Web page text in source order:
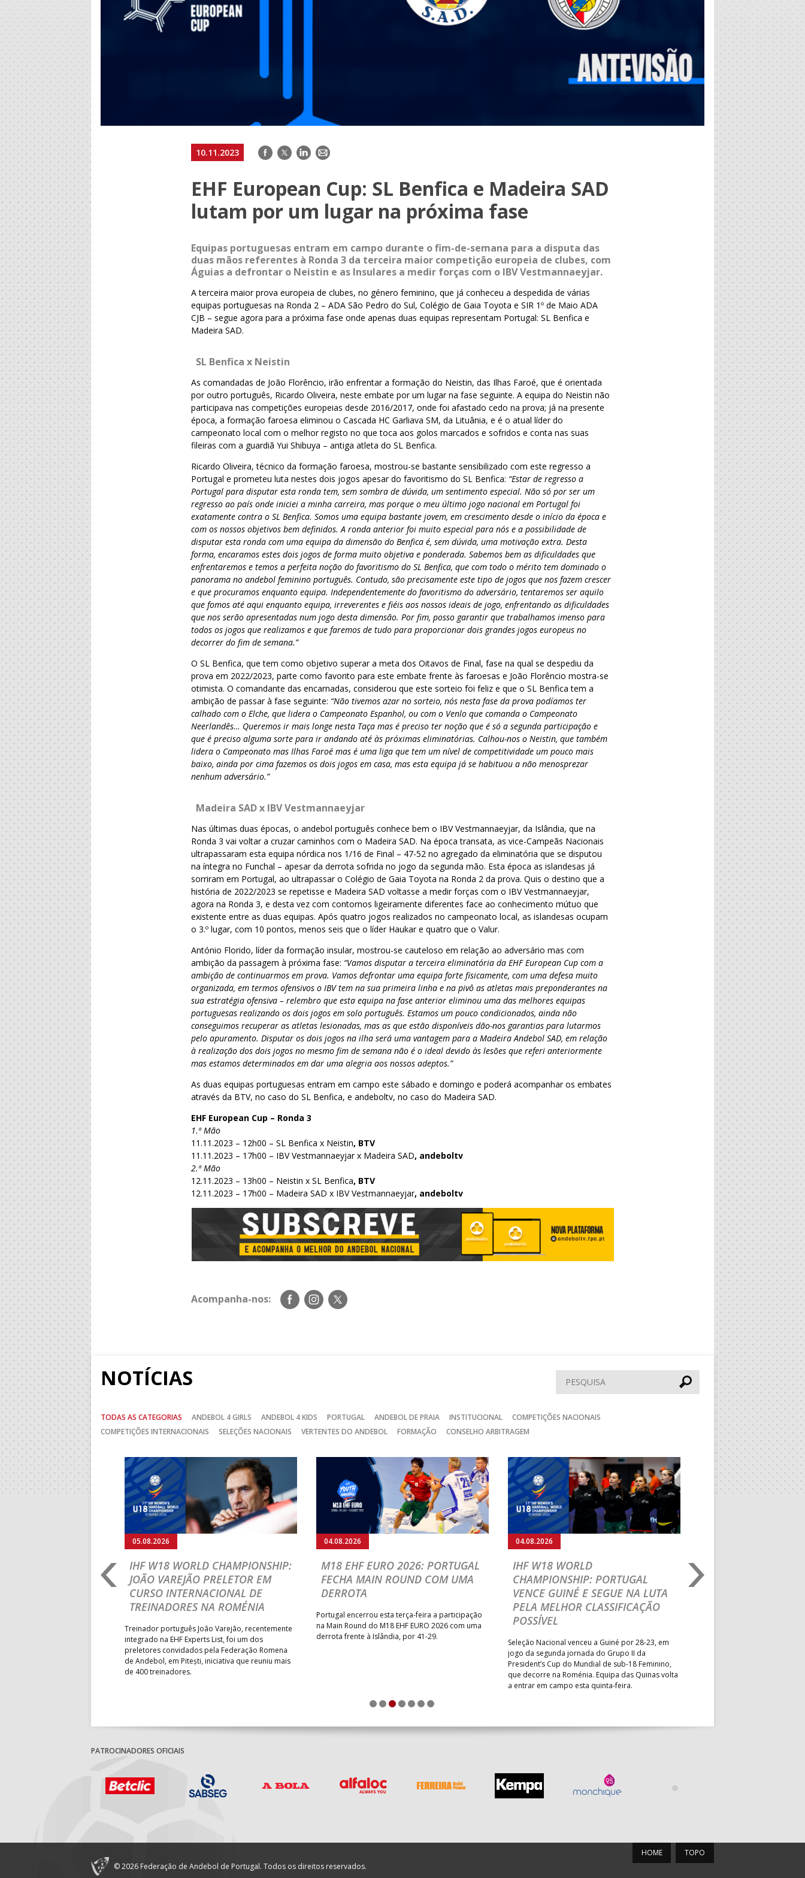
10.11.2023 Facebook
TwitterLinkedIn
E-
EHF European Cup: SL Benfica e Madeira SAD
lutam por um lugar na próxima fase
Equipas portuguesas entram em campo durante o fim-de-semana para a disputa das
duas mãos referentes à Ronda 3 da terceira maior competição europeia de clubes, com
Águias a defrontar o Neistin e as Insulares a medir forças com o IBV Vestmannaeyjar.
A terceira maior prova europeia de clubes, no género feminino, que já conheceu a despedida de várias
equipas portuguesas na Ronda 2 – ADA São Pedro do Sul, Colégio de Gaia Toyota e SIR 1º de Maio ADA
CJB – segue agora para a próxima fase onde apenas duas equipas representam Portugal: SL Benfica e
Madeira SAD.
SL Benfica x Neistin
As comandadas de João Florêncio, irão enfrentar a formação do Neistin, das Ilhas Faroé, que é orientada
por outro português, Ricardo Oliveira, neste embate por um lugar na fase seguinte. A equipa do Neistin não
participava nas competições europeias desde 2016/2017, onde foi afastado cedo na prova; já na presente
época, a formação faroesa eliminou o Cascada HC Garliava SM, da Lituânia, e é o atual líder do
campeonato local com o melhor registo no que toca aos golos marcados e sofridos e conta nas suas
fileiras com a guardiã Yui Shibuya – antiga atleta do SL Benfica.
Ricardo Oliveira, técnico da formação faroesa, mostrou-se bastante sensibilizado com este regresso a
Portugal e prometeu luta nestes dois jogos apesar do favoritismo do SL Benfica: “Estar de regresso a
Portugal para disputar esta ronda tem, sem sombra de dúvida, um sentimento especial. Não só por ser um
regresso ao país onde iniciei a minha carreira, mas porque o meu último jogo nacional em Portugal foi
exatamente contra o SL Benfica. Somos uma equipa bastante jovem, em crescimento desde o início da época e
com os nossos objetivos bem definidos. A ronda anterior foi muito especial para nós e a possibilidade de
disputar esta ronda com uma equipa da dimensão do Benfica é, sem dúvida, uma motivação extra. Desta
forma, encaramos estes dois jogos de forma muito objetiva e ponderada. Sabemos bem as dificuldades que
enfrentaremos e temos a perfeita noção do favoritismo do SL Benfica, que com todo o mérito tem dominado o
panorama no andebol feminino português. Contudo, são precisamente este tipo de jogos que nos fazem crescer
e que procuramos enquanto equipa. Independentemente do favoritismo do adversário, tentaremos ser aquilo
que fomos até aqui enquanto equipa, irreverentes e fiéis aos nossos ideais de jogo, enfrentando as dificuldades
que nos serão apresentadas num jogo desta dimensão. Por fim, posso garantir que trabalhamos imenso para
todos os jogos que realizamos e que faremos de tudo para proporcionar dois grandes jogos europeus no
decorrer do fim de semana.”
O SL Benfica, que tem como objetivo superar a meta dos Oitavos de Final, fase na qual se despediu da
prova em 2022/2023, parte como favorito para este embate frente às faroesas e João Florêncio mostra-se
otimista. O comandante das encarnadas, considerou que este sorteio foi feliz e que o SL Benfica tem a
ambição de passar à fase seguinte: “Não tivemos azar no sorteio, nós nesta fase da prova podíamos ter
calhado com o Elche, que lidera o Campeonato Espanhol, ou com o Venlo que comanda o Campeonato
Neerlandês… Queremos ir mais longe nesta Taça mas é preciso ter noção que é só a segunda participação e
que é preciso alguma sorte para ir andando até às próximas eliminatórias. Calhou-nos o Neistin, que também
lidera o Campeonato mas Ilhas Faroé mas é uma liga que tem um nível de competitividade um pouco mais
baixo, ainda por cima fazemos os dois jogos em casa, mas esta equipa já se habituou a não menosprezar
nenhum adversário.”
Madeira SAD x IBV Vestmannaeyjar
Nas últimas duas épocas, o andebol português conhece bem o IBV Vestmannaeyjar, da Islândia, que na
Ronda 3 vai voltar a cruzar caminhos com o Madeira SAD. Na época transata, as vice-Campeãs Nacionais
ultrapassaram esta equipa nórdica nos 1/16 de Final – 47-52 no agregado da eliminatória que se disputou
na íntegra no Funchal – apesar da derrota sofrida no jogo da segunda mão. Esta época as islandesas já
sorriram em Portugal, ao ultrapassar o Colégio de Gaia Toyota na Ronda 2 da prova. Quis o destino que a
história de 2022/2023 se repetisse e Madeira SAD voltasse a medir forças com o IBV Vestmannaeyjar,
agora na Ronda 3, e desta vez com contornos ligeiramente diferentes face ao conhecimento mútuo que
existente entre as duas equipas. Após quatro jogos realizados no campeonato local, as islandesas ocupam
o 3.º lugar, com 10 pontos, menos seis que o líder Haukar e quatro que o Valur.
António Florido, líder da formação insular, mostrou-se cauteloso em relação ao adversário mas com
ambição da passagem à próxima fase: “Vamos disputar a terceira eliminatória da EHF European Cup com a
ambição de continuarmos em prova. Vamos defrontar uma equipa forte fisicamente, com uma defesa muito
organizada, em termos ofensivos o IBV tem na sua primeira linha e na pivô as atletas mais preponderantes na
sua estratégia ofensiva – relembro que esta equipa na fase anterior eliminou uma das melhores equipas
portuguesas realizando os dois jogos em solo português. Estamos um pouco condicionados, ainda não
conseguimos recuperar as atletas lesionadas, mas as que estão disponíveis dão-nos garantias para lutarmos
pelo apuramento. Disputar os dois jogos na ilha será uma vantagem para a Madeira Andebol SAD, em relação
à realização dos dois jogos no mesmo fim de semana não é o ideal devido às lesões que referi anteriormente
mas estamos determinados em dar uma alegria aos nossos adeptos.”
As duas equipas portuguesas entram em campo este sábado e domingo e poderá acompanhar os embates
através da BTV, no caso do SL Benfica, e andeboltv, no caso do Madeira SAD.
EHF European Cup – Ronda 3
1.ª Mão
11.11.2023 – 12h00 – SL Benfica x Neistin, BTV
11.11.2023 – 17h00 – IBV Vestmannaeyjar x Madeira SAD, andeboltv
2.ª Mão
12.11.2023 – 13h00 – Neistin x SL Benfica, BTV
12.11.2023 – 17h00 – Madeira SAD x IBV Vestmannaeyjar, andeboltv
Acompanha-nos:
Siga-
nos
Siga-
nos
Siga-
nos
NOTÍCIAS Pesquisar
TODAS AS CATEGORIAS ANDEBOL 4 GIRLS ANDEBOL 4 KIDS PORTUGAL ANDEBOL DE PRAIA INSTITUCIONAL
COMPETIÇÕES NACIONAIS
COMPETIÇÕES INTERNACIONAIS
SELEÇÕES NACIONAIS VERTENTES DO ANDEBOL FORMAÇÃO CONSELHO ARBITRAGEM
05.08.2026
IHF W18 WORLD CHAMPIONSHIP:
JOÃO VAREJÃO PRELETOR EM
CURSO INTERNACIONAL DE
TREINADORES NA ROMÉNIA
Treinador português João Varejão, recentemente
integrado na EHF Experts List, foi um dos
preletores convidados pela Federação Romena
de Andebol, em Pitești, iniciativa que reuniu mais
de 400 treinadores.
04.08.2026
M18 EHF EURO 2026: PORTUGAL
FECHA MAIN ROUND COM UMA
DERROTA
Portugal encerrou esta terça-feira a participação
na Main Round do M18 EHF EURO 2026 com uma
derrota frente à Islândia, por 41-29.
04.08.2026
IHF W18 WORLD
CHAMPIONSHIP: PORTUGAL
VENCE GUINÉ E SEGUE NA LUTA
PELA MELHOR CLASSIFICAÇÃO
POSSÍVEL
Seleção Nacional venceu a Guiné por 28-23, em
jogo da segunda jornada do Grupo II da
President’s Cup do Mundial de sub-18 Feminino,
que decorre na Roménia. Equipa das Quinas volta
a entrar em campo esta quinta-feira.
Anterior Seguinte
1 2 3 4 5 6 7
PATROCINADORES OFICIAIS
TOPO
HOME
© 2026 Federação de Andebol de Portugal. Todos os direitos reservados.